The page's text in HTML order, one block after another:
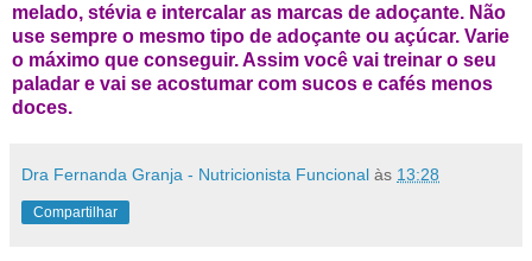
melado, stévia e intercalar as marcas de adoçante. Não
use sempre o mesmo tipo de adoçante ou açúcar. Varie
o máximo que conseguir. Assim você vai treinar o seu
paladar e vai se acostumar com sucos e cafés menos
doces.
Dra Fernanda Granja - Nutricionista Funcional às 13:28
Compartilhar